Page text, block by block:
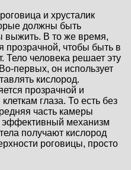
и хрусталик
должны быть
выжить. В то же время,
прозрачной, чтобы быть в
Тело человека решает эту
первых, он использует
кислород.
прозрачной и
глаза. То есть без
часть камеры
эффективный механизм
получают кислород
роговицы, просто